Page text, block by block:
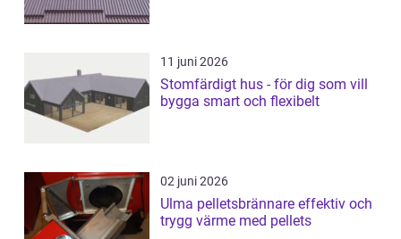
11 juni 2026
Stomfärdigt hus - för dig som vill
bygga smart och flexibelt
02 juni 2026
Ulma pelletsbrännare effektiv och
trygg värme med pellets